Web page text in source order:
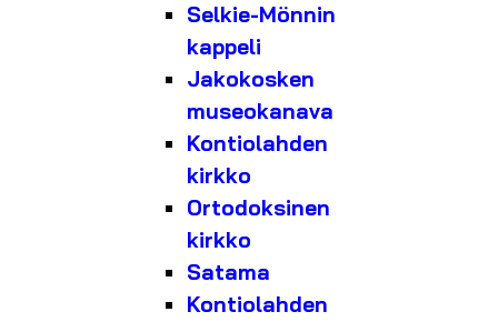
Selkie-Mönnin
kappeli
Jakokosken
museokanava
Kontiolahden
kirkko
Ortodoksinen
kirkko
Satama
Kontiolahden